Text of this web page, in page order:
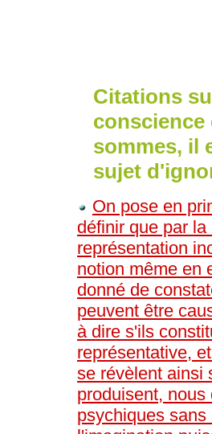
Citations
sommes, il
sujet
On pose en
définir que par
représentation
notion même en
donné de
peuvent être
à dire s'ils
représentative,
se révèlent ainsi
produisent,
psychiques